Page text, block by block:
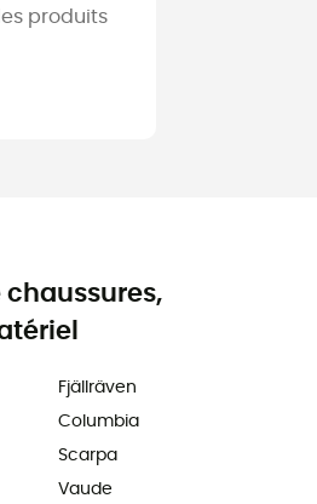
produits
chaussures,
Fjällräven
Columbia
Scarpa
Vaude